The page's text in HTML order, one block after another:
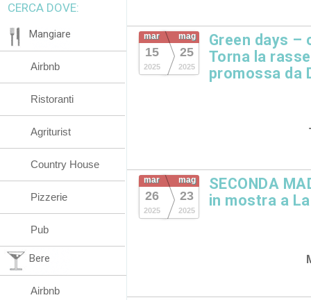
mar
15
2025
mag
25
2025
Green days –
Torna la
promossa da
mar
26
2025
mag
23
2025
SECONDA
in mostra a
CERCA DOVE:
Mangiare
Airbnb
Ristoranti
Agriturist
Country House
Pizzerie
Pub
Bere
Airbnb